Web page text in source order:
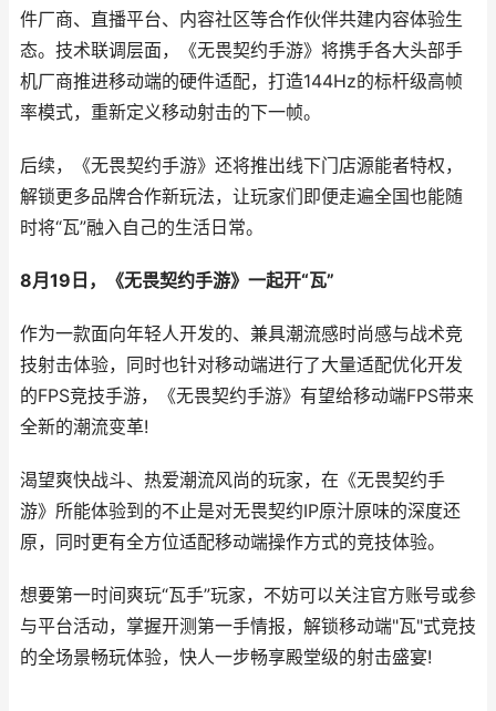
件厂商、直播平台、内容社区等合作伙伴共建内容体验生
态。技术联调层面，《无畏契约手游》将携手各大头部手
机厂商推进移动端的硬件适配，打造144Hz的标杆级高帧
率模式，重新定义移动射击的下一帧。
后续，《无畏契约手游》还将推出线下门店源能者特权，
解锁更多品牌合作新玩法，让玩家们即便走遍全国也能随
时将“瓦”融入自己的生活日常。
8月19日，《无畏契约手游》一起开“瓦”
作为一款面向年轻人开发的、兼具潮流感时尚感与战术竞
技射击体验，同时也针对移动端进行了大量适配优化开发
的FPS竞技手游，《无畏契约手游》有望给移动端FPS带来
全新的潮流变革!
渴望爽快战斗、热爱潮流风尚的玩家，在《无畏契约手
游》所能体验到的不止是对无畏契约IP原汁原味的深度还
原，同时更有全方位适配移动端操作方式的竞技体验。
想要第一时间爽玩“瓦手”玩家，不妨可以关注官方账号或参
与平台活动，掌握开测第一手情报，解锁移动端"瓦"式竞技
的全场景畅玩体验，快人一步畅享殿堂级的射击盛宴!